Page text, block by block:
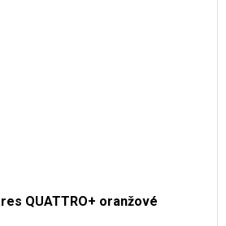
QUATTRO+ oranžové